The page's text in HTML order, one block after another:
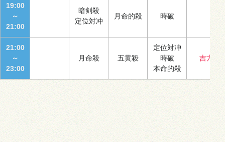
19:00
～
21:00
暗剣殺
定位対冲
月命的殺 時破
21:00
～
23:00
月命殺 五黄殺
定位対冲
時破
本命的殺
吉方